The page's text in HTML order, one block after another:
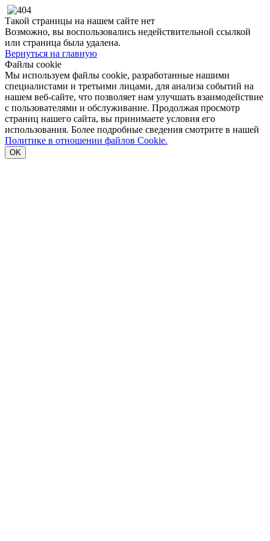
Такой страницы на нашем сайте нет
Возможно, вы воспользовались недействительной ссылкой
или страница была удалена.
Вернуться на главную
Файлы cookie
Мы используем файлы cookie, разработанные нашими
специалистами и третьими лицами, для анализа событий на
нашем веб-сайте, что позволяет нам улучшать взаимодействие
с пользователями и обслуживание. Продолжая просмотр
страниц нашего сайта, вы принимаете условия его
использования. Более подробные сведения смотрите в нашей
Политике в отношении файлов Cookie.
OK